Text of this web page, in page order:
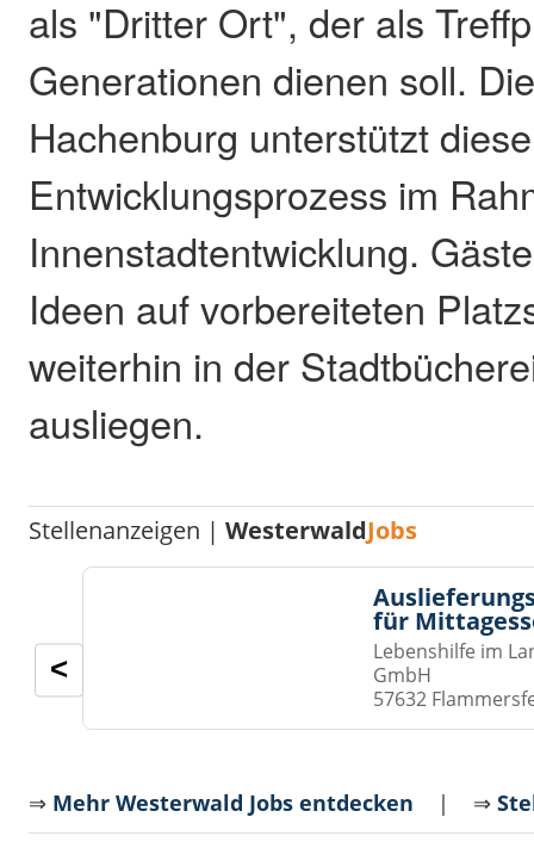
als "Dritter Ort", der als
Generationen dienen soll.
Hachenburg unterstützt
Entwicklungsprozess im
Innenstadtentwicklung.
Ideen auf vorbereiteten
weiterhin in der
ausliegen.
Stellenanzeigen |WesterwaldJobs
für
Lebenshilfe im
GmbH
57632
<
⇒ Mehr Westerwald Jobs entdecken | ⇒